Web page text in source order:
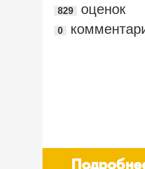
Воронеж"
829 оценок
0